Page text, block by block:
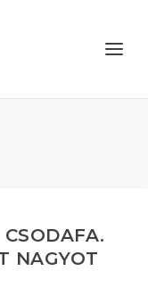
NAGYOT